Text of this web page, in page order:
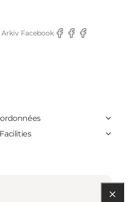
Facebook
Facebook
Facebook
Facebook
Facilities